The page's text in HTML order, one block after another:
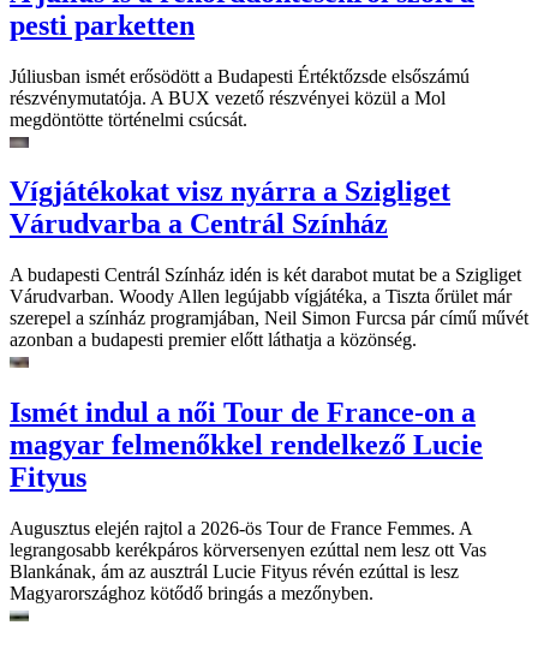
pesti parketten
Júliusban ismét erősödött a Budapesti Értéktőzsde elsőszámú
részvénymutatója. A BUX vezető részvényei közül a Mol
megdöntötte történelmi csúcsát.
Vígjátékokat visz nyárra a Szigliget
Várudvarba a Centrál Színház
A budapesti Centrál Színház idén is két darabot mutat be a Szigliget
Várudvarban. Woody Allen legújabb vígjátéka, a Tiszta őrület már
szerepel a színház programjában, Neil Simon Furcsa pár című művét
azonban a budapesti premier előtt láthatja a közönség.
Ismét indul a női Tour de France-on a
magyar felmenőkkel rendelkező Lucie
Fityus
Augusztus elején rajtol a 2026-ös Tour de France Femmes. A
legrangosabb kerékpáros körversenyen ezúttal nem lesz ott Vas
Blankának, ám az ausztrál Lucie Fityus révén ezúttal is lesz
Magyarországhoz kötődő bringás a mezőnyben.